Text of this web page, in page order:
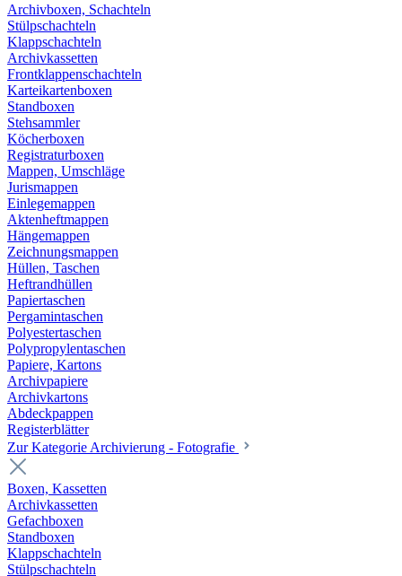
Archivboxen, Schachteln
Stülpschachteln
Klappschachteln
Archivkassetten
Frontklappenschachteln
Karteikartenboxen
Standboxen
Stehsammler
Köcherboxen
Registraturboxen
Mappen, Umschläge
Jurismappen
Einlegemappen
Aktenheftmappen
Hängemappen
Zeichnungsmappen
Hüllen, Taschen
Heftrandhüllen
Papiertaschen
Pergamintaschen
Polyestertaschen
Polypropylentaschen
Papiere, Kartons
Archivpapiere
Archivkartons
Abdeckpappen
Registerblätter
Zur Kategorie Archivierung - Fotografie
Boxen, Kassetten
Archivkassetten
Gefachboxen
Standboxen
Klappschachteln
Stülpschachteln